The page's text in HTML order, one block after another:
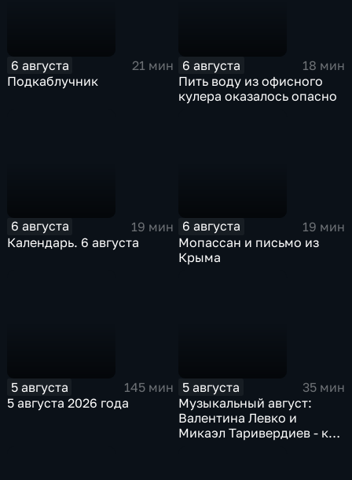
6 августа
21 мин
Подкаблучник
6 августа
18 мин
Пить воду из офисного
кулера оказалось опасно
6 августа
19 мин
Календарь. 6 августа
6 августа
19 мин
Мопассан и письмо из
Крыма
5 августа
145 мин
5 августа 2026 года
5 августа
35 мин
Музыкальный август:
Валентина Левко и
Микаэл Таривердиев - как